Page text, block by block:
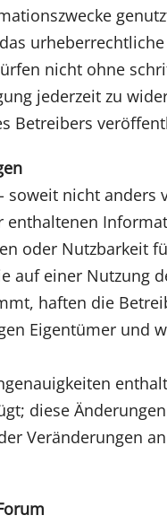
nicht ohne
jederzeit zu
Betreibers
nicht
oder Nutzbarkeit
auf einer Nutzung
haften die
Eigentümer und
diese
Veränderungen